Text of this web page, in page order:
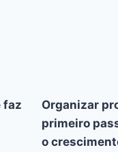
faz
Organizar
primeiro
o